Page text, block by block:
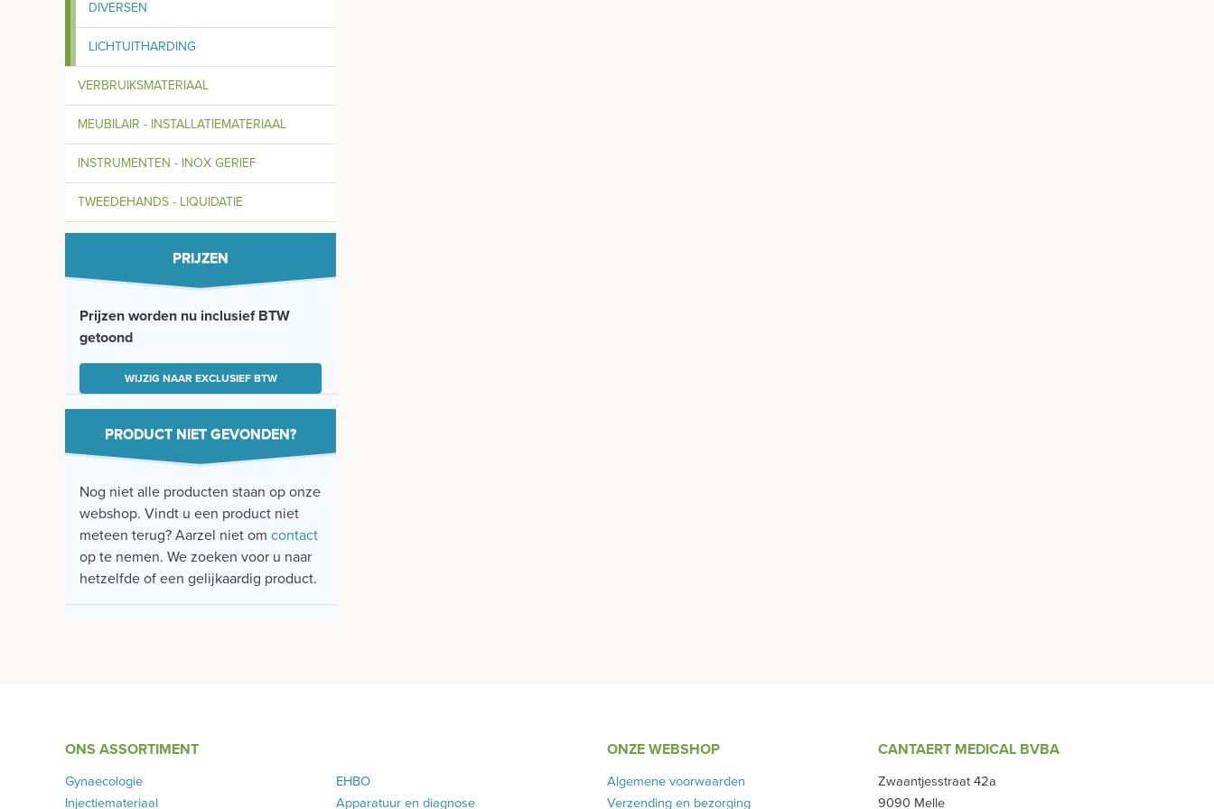
DIVERSEN
LICHTUITHARDING
VERBRUIKSMATERIAAL
MEUBILAIR - INSTALLATIEMATERIAAL
INSTRUMENTEN - INOX GERIEF
TWEEDEHANDS - LIQUIDATIE
PRIJZEN
Prijzen worden nu inclusief BTW
getoond
WIJZIG NAAR EXCLUSIEF BTW
PRODUCT NIET GEVONDEN?
Nog niet alle producten staan op onze
webshop. Vindt u een product niet
meteen terug? Aarzel niet om contact
op te nemen. We zoeken voor u naar
hetzelfde of een gelijkaardig product.
ONS ASSORTIMENT
Gynaecologie
Injectiemateriaal
EHBO
Apparatuur en diagnose
ONZE WEBSHOP
Algemene voorwaarden
Verzending en bezorging
CANTAERT MEDICAL BVBA
Zwaantjesstraat 42a
9090 Melle